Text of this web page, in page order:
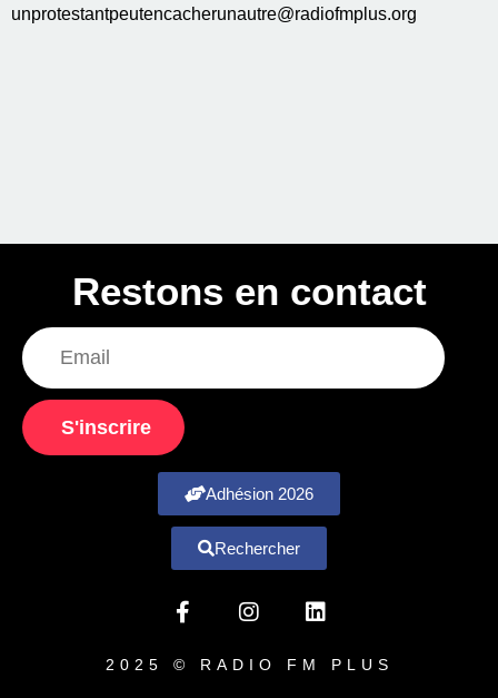
unprotestantpeutencacherunautre@radiofmplus.org
Restons en contact
S'inscrire
Adhésion 2026
Rechercher
2025 © RADIO FM PLUS